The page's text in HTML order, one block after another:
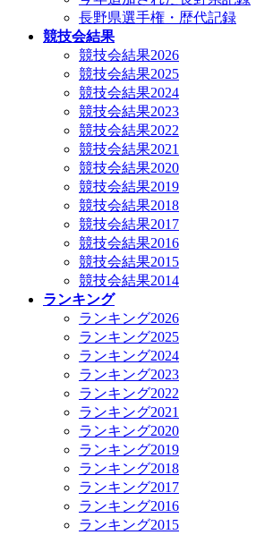
長野県選手権・歴代記録
競技会結果
競技会結果2026
競技会結果2025
競技会結果2024
競技会結果2023
競技会結果2022
競技会結果2021
競技会結果2020
競技会結果2019
競技会結果2018
競技会結果2017
競技会結果2016
競技会結果2015
競技会結果2014
ランキング
ランキング2026
ランキング2025
ランキング2024
ランキング2023
ランキング2022
ランキング2021
ランキング2020
ランキング2019
ランキング2018
ランキング2017
ランキング2016
ランキング2015